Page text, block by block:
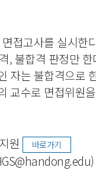
접고사를 실시한
, 불합격 판정만 한
자는 불합격으로
교수로 면접위원
원 바로가기